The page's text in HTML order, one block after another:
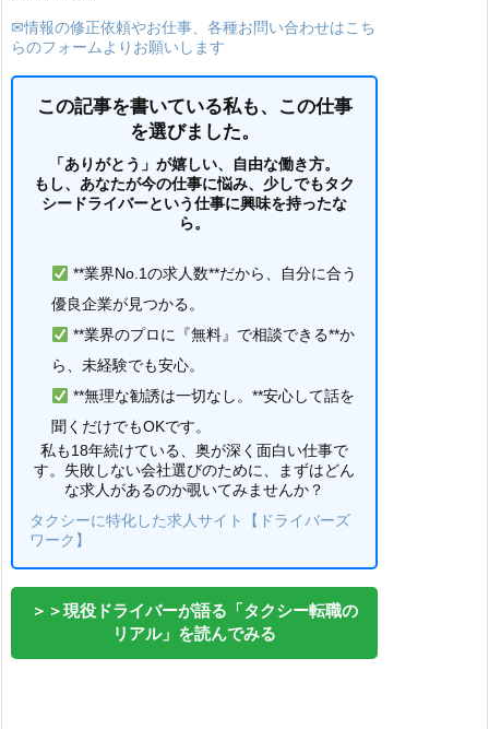
✉情報の修正依頼やお仕事、各種お問い合わせはこち
らのフォームよりお願いします
この記事を書いている私も、この仕事
を選びました。
「ありがとう」が嬉しい、自由な働き方。
もし、あなたが今の仕事に悩み、少しでもタク
シードライバーという仕事に興味を持ったな
ら。
**業界No.1の求人数**だから、自分に合う
優良企業が見つかる。
**業界のプロに『無料』で相談できる**か
ら、未経験でも安心。
**無理な勧誘は一切なし。**安心して話を
聞くだけでもOKです。
私も18年続けている、奥が深く面白い仕事で
す。失敗しない会社選びのために、まずはどん
な求人があるのか覗いてみませんか？
タクシーに特化した求人サイト【ドライバーズ
ワーク】
＞＞現役ドライバーが語る「タクシー転職の
リアル」を読んでみる